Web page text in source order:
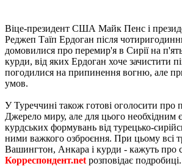
Віце-президент США Майк Пенс і
Реджеп Таїп Ердоган після
домовилися про перемир'я в Сирії на
курди, від яких Ердоган хоче зачистити
погодилися на припинення вогню, але
умов.
У Туреччині також готові оголосити про
Джерело миру, але для цього необхідним
курдських формувань від турецько-
ними важкого озброєння. При цьому всі
Вашингтон, Анкара і курди - кажуть про
Корреспондент.net розповідає подробиці.